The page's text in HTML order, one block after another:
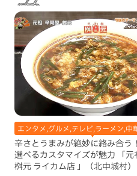
エンタメ,グルメ,テレビ,ラーメン,中
辛さとうまみが絶妙に絡み合う
選べるカスタマイズが魅力 「元
桝元 ライカム店 」（北中城村）